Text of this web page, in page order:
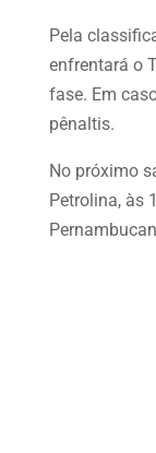
Pela
enfrentará o
fase. Em
pênaltis.
No próximo
Petrolina, às